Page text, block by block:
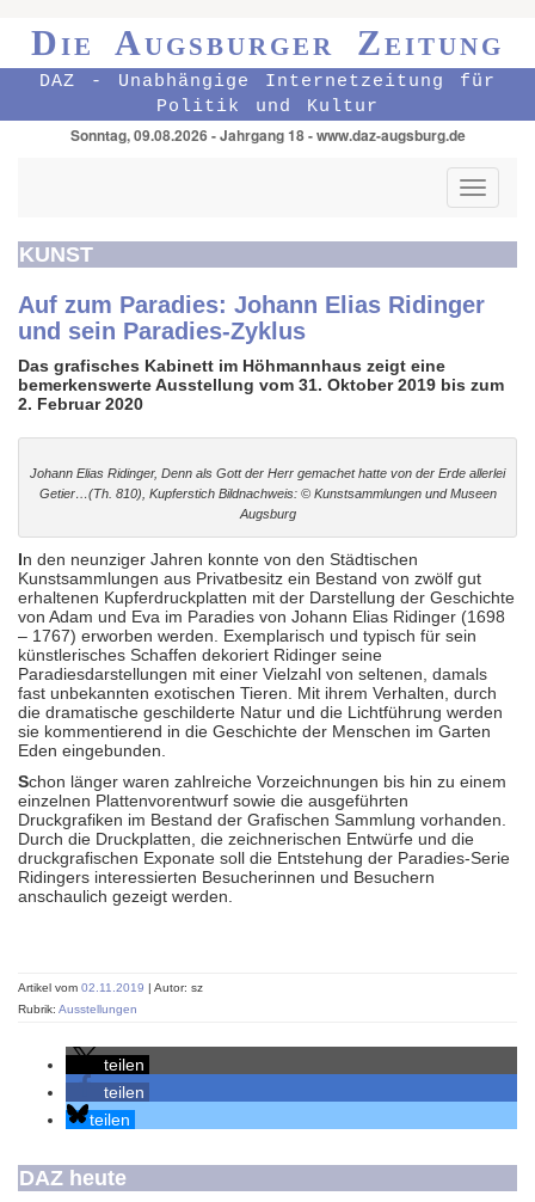
Die Augsburger Zeitung
DAZ - Unabhängige Internetzeitung für
Politik und Kultur
Sonntag, 09.08.2026 - Jahrgang 18 - www.daz-augsburg.de
Toggle
KUNST
Auf zum Paradies: Johann Elias Ridinger
und sein Paradies-Zyklus
Das grafisches Kabinett im Höhmannhaus zeigt eine
bemerkenswerte Ausstellung vom 31. Oktober 2019 bis zum
2. Februar 2020
Johann Elias Ridinger, Denn als Gott der Herr gemachet hatte von der Erde allerlei
Getier…(Th. 810), Kupferstich Bildnachweis: © Kunstsammlungen und Museen
Augsburg
In den neunziger Jahren konnte von den Städtischen
Kunstsammlungen aus Privatbesitz ein Bestand von zwölf gut
erhaltenen Kupferdruckplatten mit der Darstellung der Geschichte
von Adam und Eva im Paradies von Johann Elias Ridinger (1698
– 1767) erworben werden. Exemplarisch und typisch für sein
künstlerisches Schaffen dekoriert Ridinger seine
Paradiesdarstellungen mit einer Vielzahl von seltenen, damals
fast unbekannten exotischen Tieren. Mit ihrem Verhalten, durch
die dramatische geschilderte Natur und die Lichtführung werden
sie kommentierend in die Geschichte der Menschen im Garten
Eden eingebunden.
Schon länger waren zahlreiche Vorzeichnungen bis hin zu einem
einzelnen Plattenvorentwurf sowie die ausgeführten
Druckgrafiken im Bestand der Grafischen Sammlung vorhanden.
Durch die Druckplatten, die zeichnerischen Entwürfe und die
druckgrafischen Exponate soll die Entstehung der Paradies-Serie
Ridingers interessierten Besucherinnen und Besuchern
anschaulich gezeigt werden.
Artikel vom 02.11.2019 | Autor: sz
Rubrik: Ausstellungen
teilen
teilen
teilen
DAZ heute